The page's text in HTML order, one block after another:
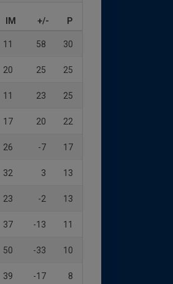
IM +/- P
11 58 30
20 25 25
11 23 25
17 20 22
26 -7 17
32 3 13
23 -2 13
37 -13 11
50 -33 10
39 -17 8